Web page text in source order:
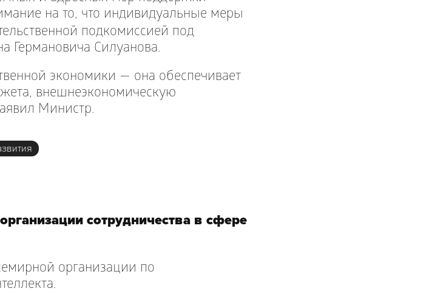
на то, что индивидуальные меры
подкомиссией под
Германовича Силуанова.
экономики — она обеспечивает
внешнеэкономическую
Министр.
сотрудничества в сфере
организации по